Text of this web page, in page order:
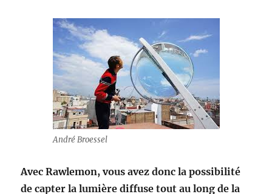
André Broessel
Avec Rawlemon, vous avez donc la possibilité
de capter la lumière diffuse tout au long de la